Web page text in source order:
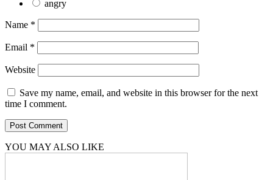
angry
Name *
Email *
Website
Save my name, email, and website in this browser for the next
time I comment.
YOU MAY ALSO LIKE